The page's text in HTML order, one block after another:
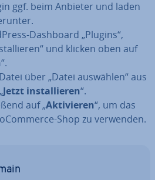
ggf. beim Anbieter und laden
Dashboard „Plugins“,
und klicken oben auf
“.
über „Datei auswählen“ aus
Jetzt in­stal­lie­ren“.
auf „Ak­ti­vie­ren“, um das
Shop zu verwenden.